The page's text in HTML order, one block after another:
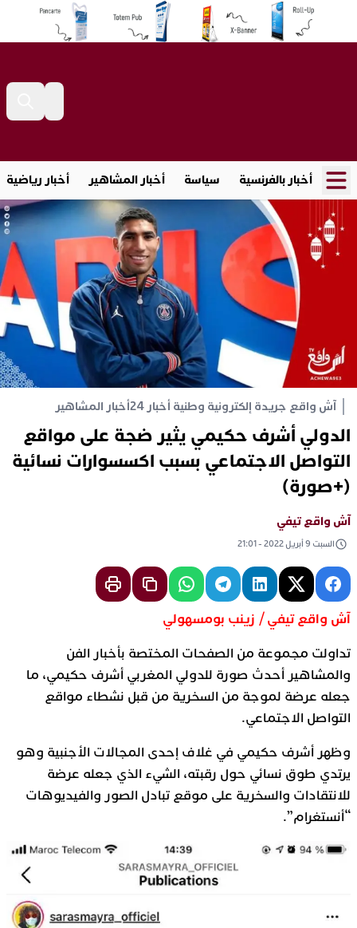
أخبار بالفرنسية سياسة أخبار المشاهير أخبار رياضية
آش واقع جريدة إلكترونية وطنية أخبار 24 أخبار المشاهير
الدولي أشرف حكيمي يثير ضجة على مواقع
التواصل الاجتماعي بسبب اكسسوارات نسائية
(+صورة)
آش واقع تيفي
السبت 9 أبريل 2022 - 21:01
آش واقع تيفي / زينب بومسهولي
تداولت مجموعة من الصفحات المختصة بأخبار الفن
والمشاهير أحدث صورة للدولي المغربي أشرف حكيمي، ما
جعله عرضة لموجة من السخرية من قبل نشطاء مواقع
التواصل الاجتماعي.
وظهر أشرف حكيمي في غلاف إحدى المجالات الأجنبية وهو
يرتدي طوق نسائي حول رقبته، الشيء الذي جعله عرضة
للانتقادات والسخرية على موقع تبادل الصور والفيديوهات
“أنستغرام”.